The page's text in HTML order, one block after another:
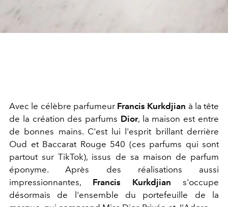
Avec le célèbre parfumeur Francis Kurkdjian à la tête
de la création des parfums Dior, la maison est entre
de bonnes mains. C'est lui l'esprit brillant derrière
Oud et Baccarat Rouge 540 (ces parfums qui sont
partout sur TikTok), issus de sa maison de parfum
éponyme. Après des réalisations aussi
impressionnantes, Francis Kurkdjian s'occupe
désormais de l'ensemble du portefeuille de la